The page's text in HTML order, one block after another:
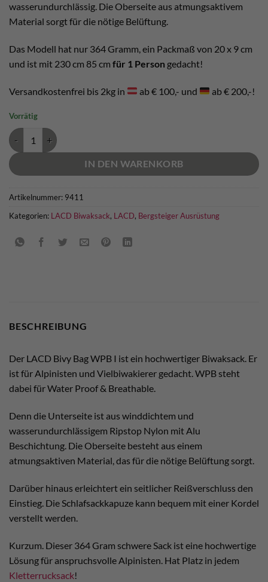
wasserundurchlässig. Die Oberseite aus atmungsaktivem
Material sorgt für die nötige Belüftung.
Das Modell hat nur 364 Gramm, ein Packmaß von 20 x 9 cm
und ist mit 230 cm 85 cm für 1 Person gedacht!
Versandkostenfrei bis 2kg in ab € 100,- und ab € 200,-!
Vorrätig
LACD Bivy Bag WPB I Menge
IN DEN WARENKORB
Artikelnummer: 9411
Kategorien: LACD Biwaksack, LACD, Bergsteiger Ausrüstung
BESCHREIBUNG
Der LACD Bivy Bag WPB I ist ein hochwertiger Biwaksack. Er
ist für Alpinisten und Vielbiwakierer gedacht. WPB steht
dabei für Water Proof & Breathable.
Denn die Unterseite ist aus winddichtem und
wasserundurchlässigem Ripstop Nylon mit Alu
Beschichtung. Die Oberseite besteht aus einem
atmungsaktiven Material, das für die nötige Belüftung sorgt.
Darüber hinaus erleichtert ein seitlicher Reißverschluss den
Einstieg. Die Schlafsackkapuze kann bequem mit einer Kordel
verstellt werden.
Kurzum. Dieser 364 Gram schwere Sack ist eine hochwertige
Lösung für anspruchsvolle Alpinisten. Hat Platz in jedem
Kletterrucksack!